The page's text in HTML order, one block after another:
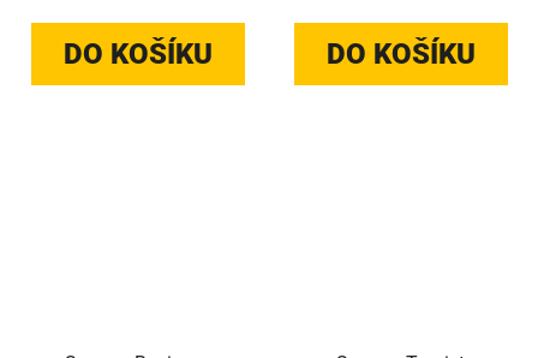
DO KOŠÍKU DO KOŠÍKU